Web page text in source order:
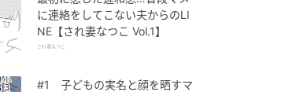
に連絡をしてこない夫からのLI
NE【され妻なつこ Vol.1】
され妻なつこ
#1 子どもの実名と顔を晒すマ